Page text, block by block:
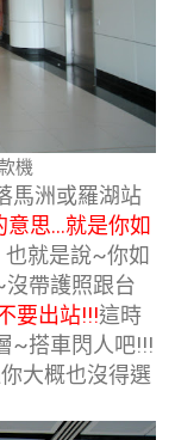
機
馬洲或羅湖站
思...就是你如
也就是說~你如
帶護照跟台
要出站!!!這時
~搭車閃人吧!!!
大概也沒得選